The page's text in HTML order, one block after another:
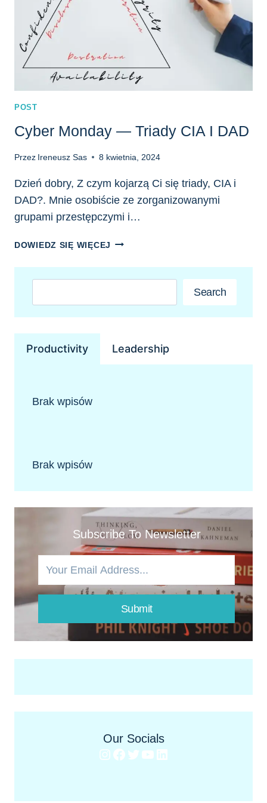
POST
Cyber Monday — Triady CIA I DAD
Przez Ireneusz Sas 8 kwietnia, 2024
Dzień dobry, Z czym kojarzą Ci się triady, CIA i
DAD?. Mnie osobiście ze zorganizowanymi
grupami przestępczymi i…
DOWIEDZ SIĘ WIĘCEJ CYBER
—
Search
Productivity Leadership
Brak wpisów
Brak wpisów
Subscribe To Newsletter
Submit
Our Socials
Instagram
Facebook
Twitter
YouTube
LinkedIn